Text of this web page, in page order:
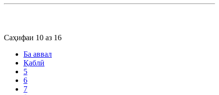
Саҳифаи 10 аз 16
Ба аввал
Қаблӣ
5
6
7